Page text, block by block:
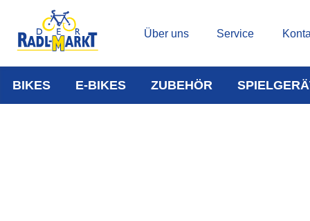
Über uns Service
BIKES E-BIKES ZUBEHÖR